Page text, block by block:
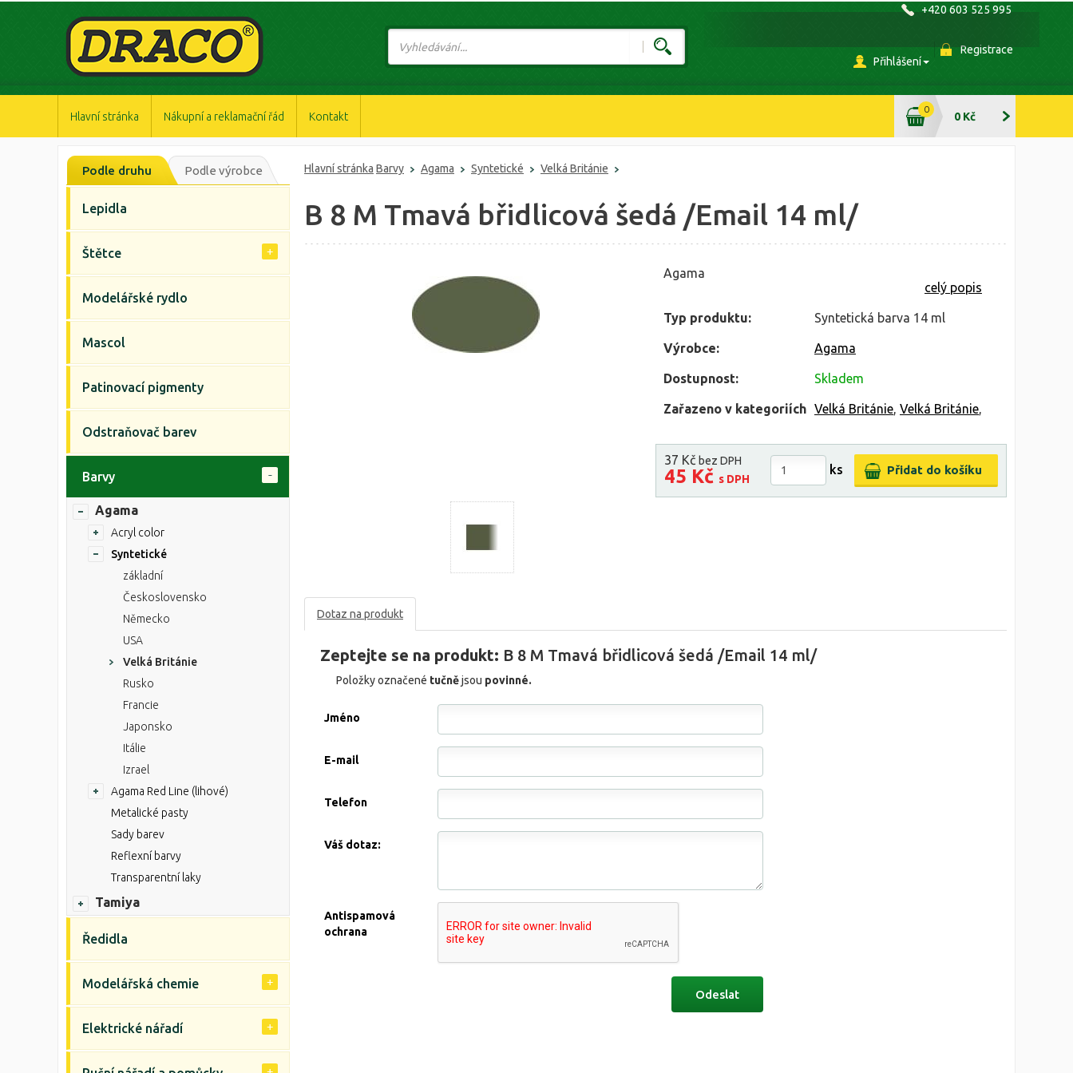
+420 603 525 995
Přihlášení
Registrace
Hlavní stránka Nákupní a reklamační řád Kontakt
0
0 Kč
Hlavní stránka Barvy Agama Syntetické Velká Británie
B 8 M Tmavá břidlicová šedá /Email 14 ml/
Agama
celý popis
Typ produktu: Syntetická barva 14 ml
Výrobce: Agama
Dostupnost: Skladem
Zařazeno v kategoriích Velká Británie, Velká Británie,
37 Kč bez DPH
45 Kč s DPH
ks
Dotaz na produkt
Zeptejte se na produkt: B 8 M Tmavá břidlicová šedá /Email 14 ml/
Položky označené tučnějsou povinné.
Jméno
E-mail
Telefon
Váš dotaz:
Antispamová
ochrana
Podle druhu Podle výrobce
Lepidla
Štětce
Modelářské rydlo
Mascol
Patinovací pigmenty
Odstraňovač barev
Barvy
Agama
Acryl color
Syntetické
základní
Československo
Německo
USA
Velká Británie
Rusko
Francie
Japonsko
Itálie
Izrael
Agama Red Line (lihové)
Metalické pasty
Sady barev
Reflexní barvy
Transparentní laky
Tamiya
Ředidla
Modelářská chemie
Elektrické nářadí